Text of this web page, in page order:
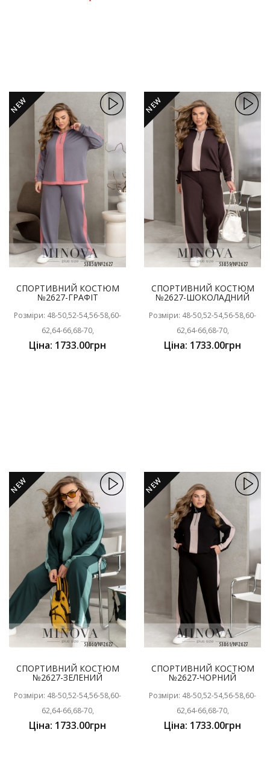
NEW
СПОРТИВНИЙ КОСТЮМ
№2627-ГРАФІТ
Розміри: 48-50,52-54,56-58,60-
62,64-66,68-70,
Ціна: 1733.00грн
NEW
СПОРТИВНИЙ КОСТЮМ
№2627-ШОКОЛАДНИЙ
Розміри: 48-50,52-54,56-58,60-
62,64-66,68-70,
Ціна: 1733.00грн
NEW
СПОРТИВНИЙ КОСТЮМ
№2627-ЗЕЛЕНИЙ
Розміри: 48-50,52-54,56-58,60-
62,64-66,68-70,
Ціна: 1733.00грн
NEW
СПОРТИВНИЙ КОСТЮМ
№2627-ЧОРНИЙ
Розміри: 48-50,52-54,56-58,60-
62,64-66,68-70,
Ціна: 1733.00грн